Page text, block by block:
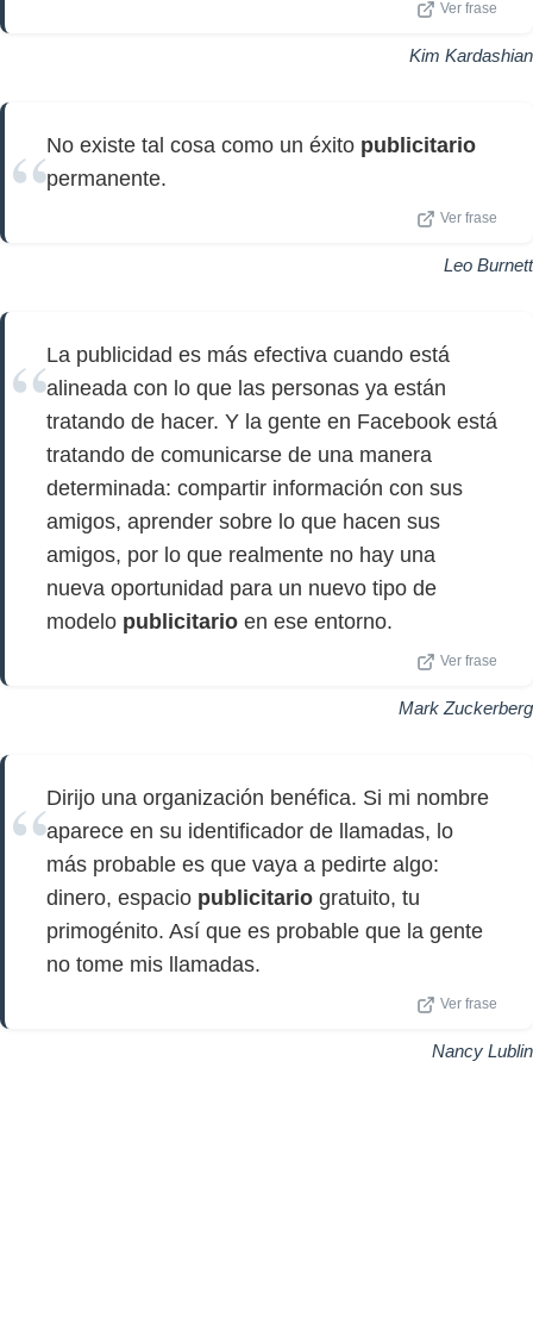
Ver frase
Kim Kardashian
No existe tal cosa como un éxito publicitario
permanente.
Ver frase
Leo Burnett
La publicidad es más efectiva cuando está
alineada con lo que las personas ya están
tratando de hacer. Y la gente en Facebook está
tratando de comunicarse de una manera
determinada: compartir información con sus
amigos, aprender sobre lo que hacen sus
amigos, por lo que realmente no hay una
nueva oportunidad para un nuevo tipo de
modelo publicitario en ese entorno.
Ver frase
Mark Zuckerberg
Dirijo una organización benéfica. Si mi nombre
aparece en su identificador de llamadas, lo
más probable es que vaya a pedirte algo:
dinero, espacio publicitario gratuito, tu
primogénito. Así que es probable que la gente
no tome mis llamadas.
Ver frase
Nancy Lublin